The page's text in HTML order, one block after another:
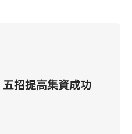
招提高集資成功